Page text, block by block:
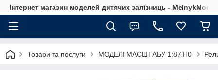
Інтернет магазин моделей дитячих залізниць -
Товари та послуги МОДЕЛІ МАСШТАБУ 1:87.H0